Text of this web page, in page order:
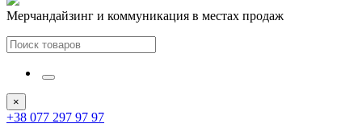
Мерчандайзинг и коммуникация в местах продаж
×
+38 077 297 97 97